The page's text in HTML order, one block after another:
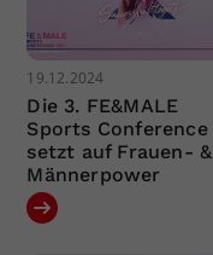
19.12.2024
Die 3. FE&MALE
Sports Conference
setzt auf Frauen- &
Männerpower